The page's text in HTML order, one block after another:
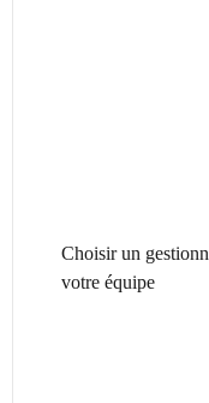
Choisir un
votre équipe